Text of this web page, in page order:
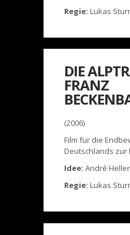
Regie: Lukas
DIE
FRANZ
(2006)
Film für die
Deutschlands zur
Idee: André Heller
Regie: Lukas